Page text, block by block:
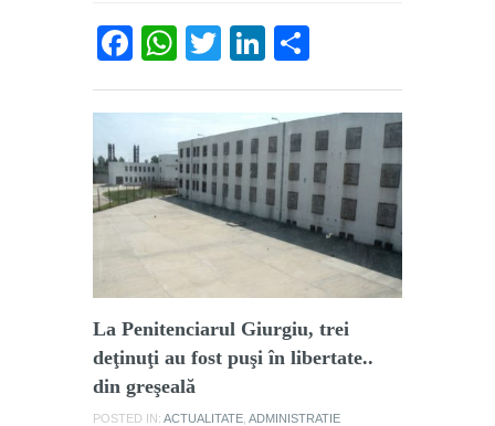
Facebook
WhatsApp
TwitterLinkedIn
La Penitenciarul Giurgiu, trei
deţinuţi au fost puşi în libertate..
din greşeală
POSTED IN: ACTUALITATE ADMINISTRATIE